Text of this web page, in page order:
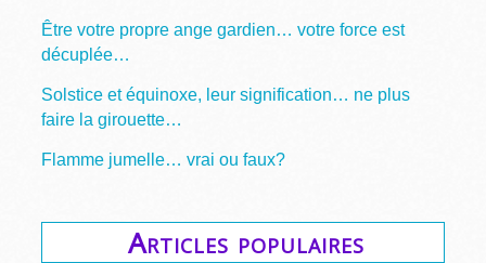
Être votre propre ange gardien… votre force est
décuplée…
Solstice et équinoxe, leur signification… ne plus
faire la girouette…
Flamme jumelle… vrai ou faux?
Articles populaires